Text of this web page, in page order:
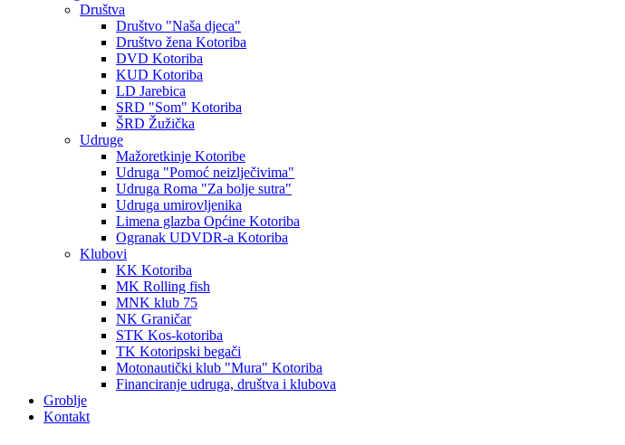
Društva
Društvo "Naša djeca"
Društvo žena Kotoriba
DVD Kotoriba
KUD Kotoriba
LD Jarebica
SRD "Som" Kotoriba
ŠRD Žužička
Udruge
Mažoretkinje Kotoribe
Udruga "Pomoć neizlječivima"
Udruga Roma "Za bolje sutra"
Udruga umirovljenika
Limena glazba Općine Kotoriba
Ogranak UDVDR-a Kotoriba
Klubovi
KK Kotoriba
MK Rolling fish
MNK klub 75
NK Graničar
STK Kos-kotoriba
TK Kotoripski begači
Motonautički klub "Mura" Kotoriba
Financiranje udruga, društva i klubova
Groblje
Kontakt